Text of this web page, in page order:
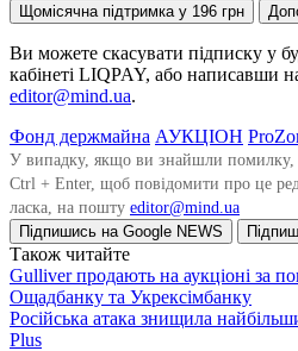
Щомісячна підтримка у 196 грн
Ви можете скасувати підписку у
кабінеті LIQPAY, або написавши
editor@mind.ua.
Фонд держмайна АУКЦІОН
У випадку, якщо ви знайшли помилку,
Ctrl + Enter, щоб повідомити про це
ласка, на пошту editor@mind.ua
Підпишись на Google NEWS
Також читайте
Gulliver продають на аукціоні за
Ощадбанку та Укрексімбанку
Російська атака знищила
Plus